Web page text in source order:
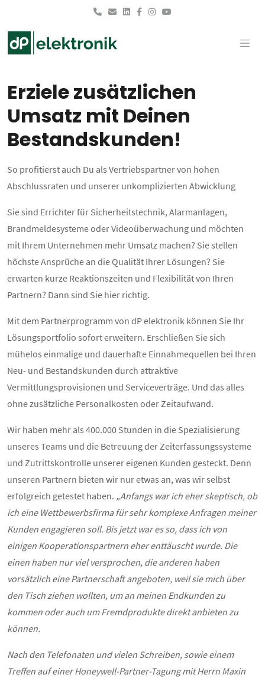
Erziele zusätzlichen
Umsatz mit Deinen
Bestandskunden!
So profitierst auch Du als Vertriebspartner von hohen
Abschlussraten und unserer unkomplizierten Abwicklung
Sie sind Errichter für Sicherheitstechnik, Alarmanlagen,
Brandmeldesysteme oder Videoüberwachung und möchten
mit Ihrem Unternehmen mehr Umsatz machen? Sie stellen
höchste Ansprüche an die Qualität Ihrer Lösungen? Sie
erwarten kurze Reaktionszeiten und Flexibilität von Ihren
Partnern? Dann sind Sie hier richtig.
Mit dem Partnerprogramm von dP elektronik können Sie Ihr
Lösungsportfolio sofort erweitern. Erschließen Sie sich
mühelos einmalige und dauerhafte Einnahmequellen bei Ihren
Neu- und Bestandskunden durch attraktive
Vermittlungsprovisionen und Serviceverträge. Und das alles
ohne zusätzliche Personalkosten oder Zeitaufwand.
Wir haben mehr als 400.000 Stunden in die Spezialisierung
unseres Teams und die Betreuung der Zeiterfassungssysteme
und Zutrittskontrolle unserer eigenen Kunden gesteckt. Denn
unseren Partnern bieten wir nur etwas an, was wir selbst
erfolgreich getestet haben. „Anfangs war ich eher skeptisch, ob
ich eine Wettbewerbsfirma für sehr komplexe Anfragen meiner
Kunden engagieren soll. Bis jetzt war es so, dass ich von
einigen Kooperationspartnern eher enttäuscht wurde. Die
einen haben nur viel versprochen, die anderen haben
vorsätzlich eine Partnerschaft angeboten, weil sie mich über
den Tisch ziehen wollten, um an meinen Endkunden zu
kommen oder auch um Fremdprodukte direkt anbieten zu
können.
Nach den Telefonaten und vielen Schreiben, sowie einem
Treffen auf einer Honeywell-Partner-Tagung mit Herrn Maxin